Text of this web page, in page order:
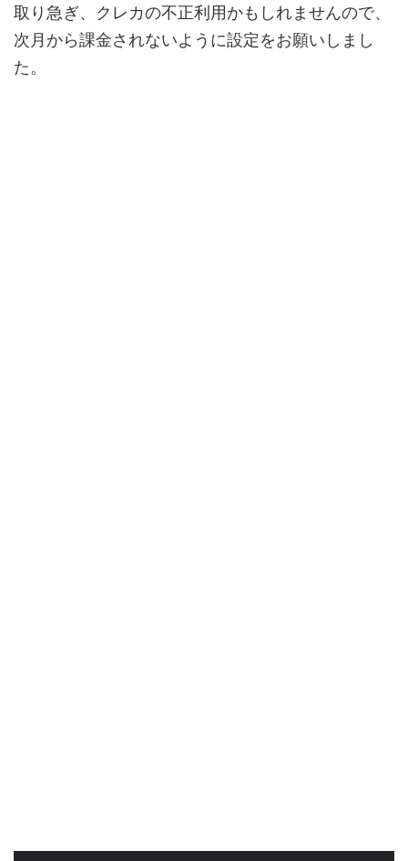
取り急ぎ、クレカの不正利用かもしれませんので、
次月から課金されないように設定をお願いしまし
た。